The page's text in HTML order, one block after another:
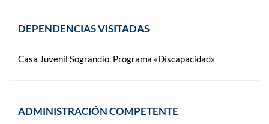
DEPENDENCIAS VISITADAS
Casa Juvenil Sograndio. Programa «Discapacidad»
ADMINISTRACIÓN COMPETENTE